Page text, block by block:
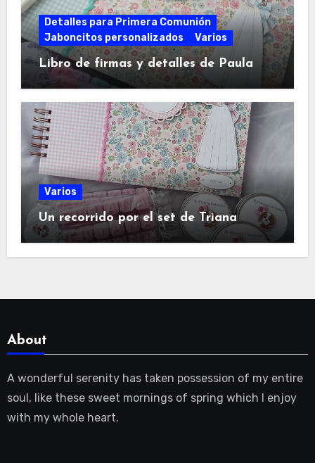
Detalles para Primera Comunión
Jaboncitos personalizados
Varios
Libro de firmas y detalles de Paula
Varios
Un recorrido por el set de Triana
About
A wonderful serenity has taken possession of my entire
soul, like these sweet mornings of spring which I enjoy
with my whole heart.